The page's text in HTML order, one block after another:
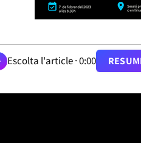
Escolta l'article ·0:00